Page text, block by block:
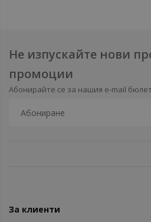
Не изпускайте нови
промоции
Абонирайте се за нашия e-mail
За клиенти